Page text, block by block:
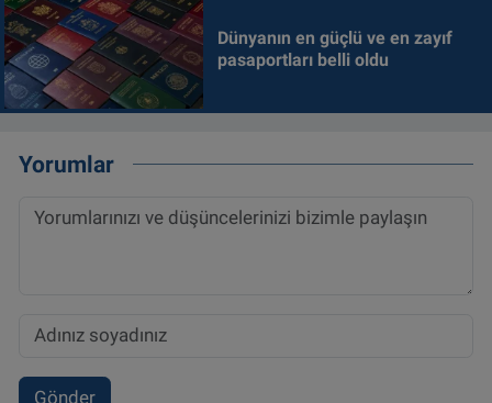
Dünyanın en güçlü ve en zayıf
pasaportları belli oldu
Yorumlar
Gönder